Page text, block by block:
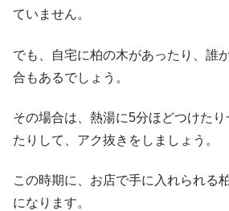
ていません。
でも、自宅に柏の木があったり、誰
合もあるでしょう。
その場合は、熱湯に5分ほどつけた
たりして、アク抜きをしましょう。
この時期に、お店で手に入れられる
になります。